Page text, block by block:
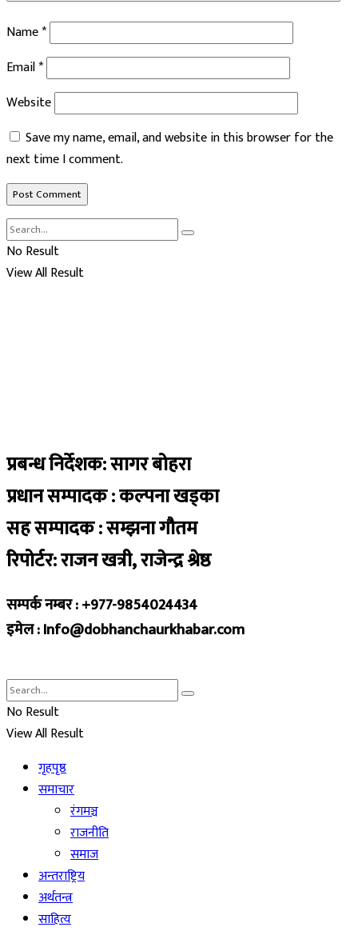
Name*
Email*
Website
Save my name, email, and website in this browser for the
next time I comment.
No Result
View All Result
प्रबन्ध निर्देशक: सागर बोहरा
प्रधान सम्पादक : कल्पना खड्का
सह सम्पादक : सम्झना गौतम
रिपोर्टर: राजन खत्री, राजेन्द्र श्रेष्ठ
सम्पर्क नम्बर : +977-9854024434
इमेल : Info@dobhanchaurkhabar.com
No Result
View All Result
गृहपृष्ठ
समाचार
रंगमञ्च
राजनीति
समाज
अन्तराष्ट्रिय
अर्थतन्त्र
साहित्य